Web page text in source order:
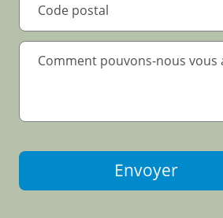
Envoyer